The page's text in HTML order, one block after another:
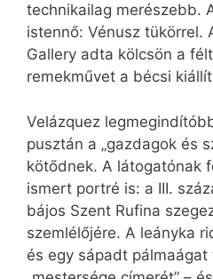
technikailag merészebb.
istennő: Vénusz tükörrel.
Gallery adta kölcsön a
remekművet a bécsi
Velázquez
pusztán a „gazdagok és
kötődnek. A látogatónak
ismert portré is: a III.
bájos Szent Rufina
szemlélőjére. A leányka
és egy sápadt